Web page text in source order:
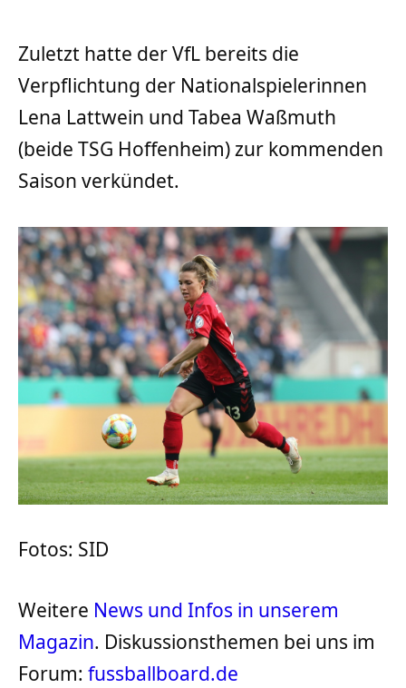
Zuletzt hatte der VfL bereits die
Verpflichtung der Nationalspielerinnen
Lena Lattwein und Tabea Waßmuth
(beide TSG Hoffenheim) zur kommenden
Saison verkündet.
Fotos: SID
Weitere News und Infos in unserem
Magazin. Diskussionsthemen bei uns im
Forum: fussballboard.de